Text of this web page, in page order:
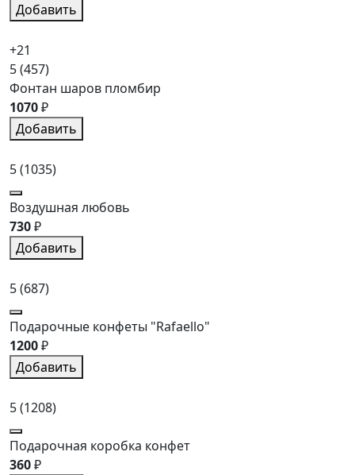
Добавить
+21
5(457)
Фонтан шаров пломбир
1070₽
Добавить
5(1035)
Воздушная любовь
730₽
Добавить
5(687)
Подарочные конфеты "Rafaello"
1200₽
Добавить
5(1208)
Подарочная коробка конфет
360₽